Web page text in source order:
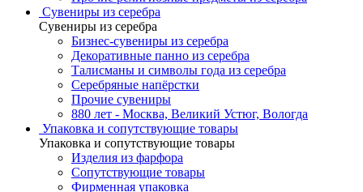
Сувениры из серебра
Сувениры из серебра
Бизнес-сувениры из серебра
Декоративные панно из серебра
Талисманы и символы года из серебра
Серебряные напёрстки
Прочие сувениры
880 лет - Москва, Великий Устюг, Вологда
Упаковка и сопутствующие товары
Упаковка и сопутствующие товары
Изделия из фарфора
Сопутствующие товары
Фирменная упаковка